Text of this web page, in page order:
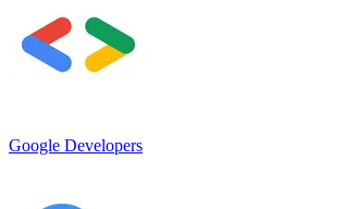
Google Developers